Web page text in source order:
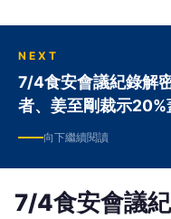
NEXT
7/4食安會議紀錄解
者、姜至剛裁示20%
破口向下繼續閱讀
7/4食安會議